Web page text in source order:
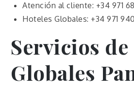
Atención al cliente: +34 971
Hoteles Globales: +34 971
Servicios de
Globales